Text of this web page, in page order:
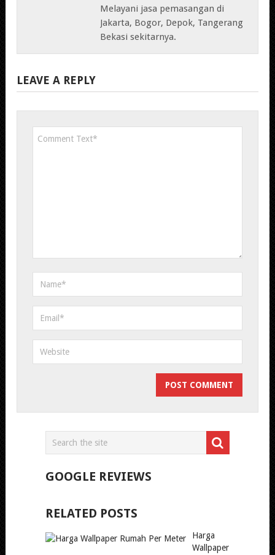
Melayani jasa pemasangan di
Jakarta, Bogor, Depok, Tangerang
Bekasi sekitarnya.
LEAVE A REPLY
GOOGLE REVIEWS
RELATED POSTS
Harga
Wallpaper